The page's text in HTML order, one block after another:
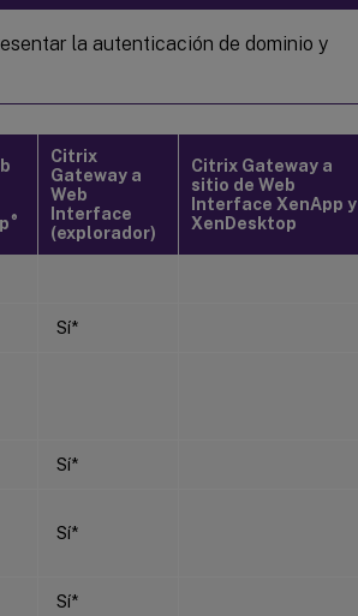
la autenticación de dominio y
®
Citrix
Gateway a
Web
Interface
(explorador)
Citrix Gateway a
sitio de Web
Interface XenApp y
XenDesktop
Sí*
Sí*
Sí*
Sí*